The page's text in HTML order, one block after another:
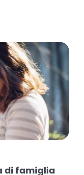
di famiglia